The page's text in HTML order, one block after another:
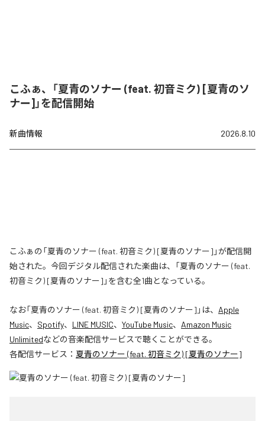
こふぁ、「夏青のソナー (feat. 初音ミク) [夏青のソ
ナー]」を配信開始
新曲情報 2026.8.10
こふぁの「夏青のソナー (feat. 初音ミク) [夏青のソナー]」が配信開
始された。今回デジタル配信された楽曲は、「夏青のソナー (feat.
初音ミク) [夏青のソナー]」を含む全1曲となっている。
なお「夏青のソナー (feat. 初音ミク) [夏青のソナー] 」は、 Apple
Music、 Spotify、 LINE MUSIC、 YouTube Music、 Amazon Music
Unlimitedなどの音楽配信サービスで聴くことができる。
各配信サービス： 夏青のソナー (feat. 初音ミク) [夏青のソナー]